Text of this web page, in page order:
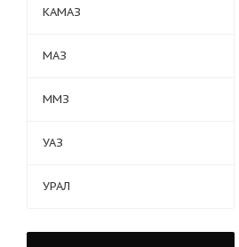
КАМАЗ
МАЗ
ММЗ
УАЗ
УРАЛ